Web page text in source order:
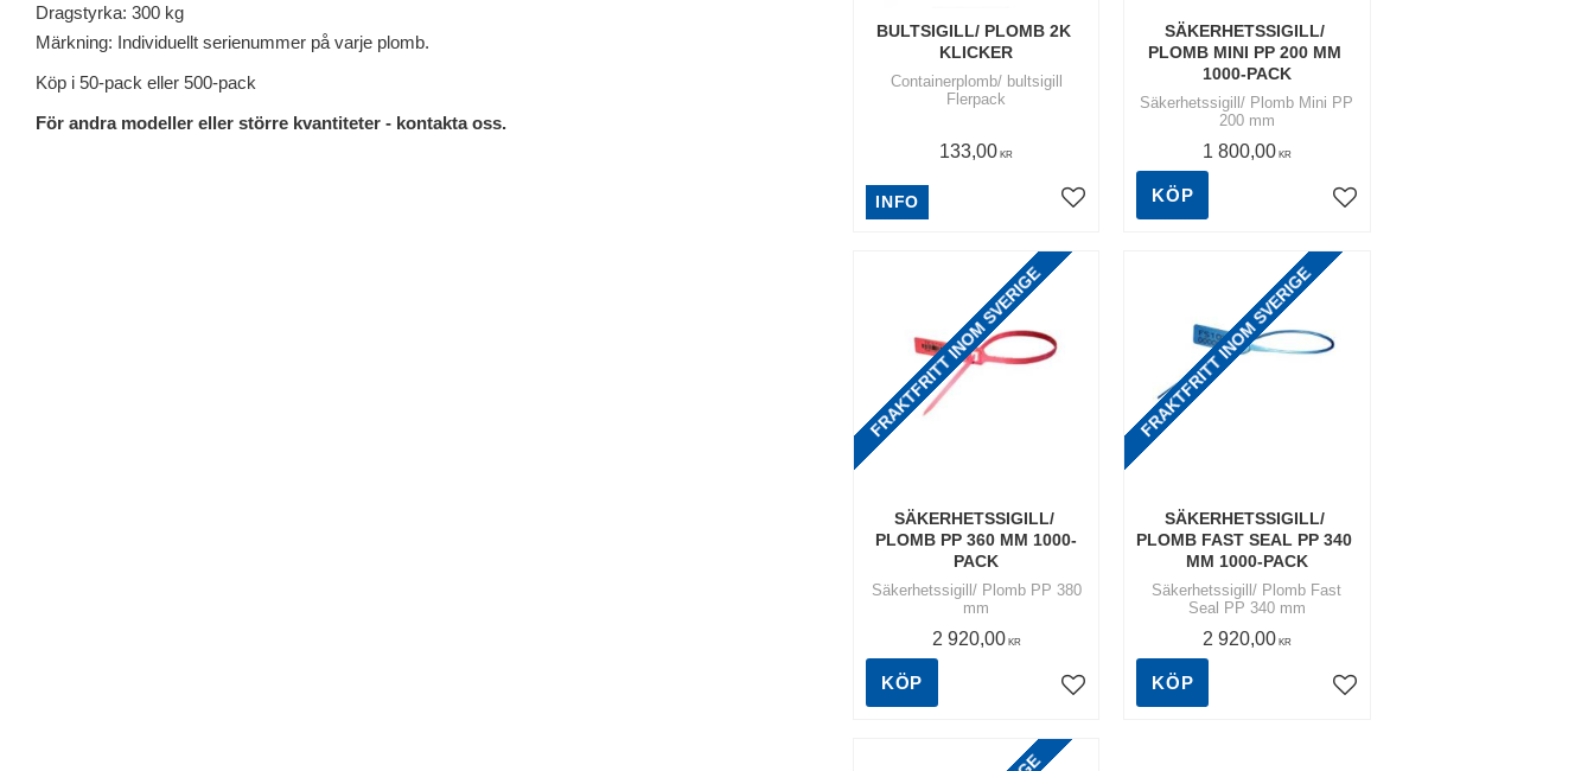
Dragstyrka: 300 kg
Märkning: Individuellt serienummer på varje plomb.
Köp i 50-pack eller 500-pack
För andra modeller eller större kvantiteter - kontakta oss.
BULTSIGILL/ PLOMB 2K
KLICKER
Containerplomb/ bultsigill
Flerpack
133,00 KR
Lägg till i favoriter
INFO
SÄKERHETSSIGILL/
PLOMB MINI PP 200 MM
1000-PACK
Säkerhetssigill/ Plomb Mini PP
200 mm
1 800,00KR
Lägg till i favoriter
KÖP
SÄKERHETSSIGILL/
PLOMB PP 360 MM 1000-
PACK
Säkerhetssigill/ Plomb PP 380
mm
2 920,00KR
FRAKTFRITT INOM SVERIGE
Lägg till i favoriter
KÖP
SÄKERHETSSIGILL/
PLOMB FAST SEAL PP 340
MM 1000-PACK
Säkerhetssigill/ Plomb Fast
Seal PP 340 mm
2 920,00KR
FRAKTFRITT INOM SVERIGE
Lägg till i favoriter
KÖP